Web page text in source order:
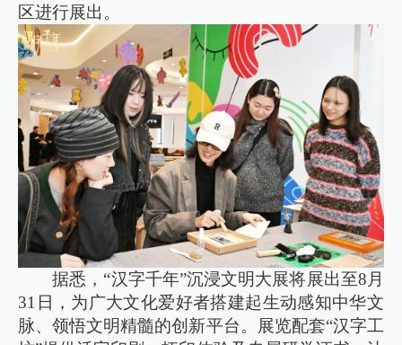
区进行展出。
据悉，“汉字千年”沉浸文明大展将展出至8月
31日，为广大文化爱好者搭建起生动感知中华文
脉、领悟文明精髓的创新平台。展览配套“汉字工